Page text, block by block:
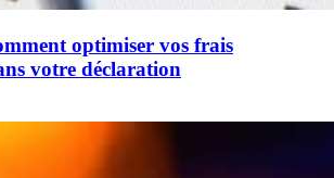
optimiser vos frais
votre déclaration